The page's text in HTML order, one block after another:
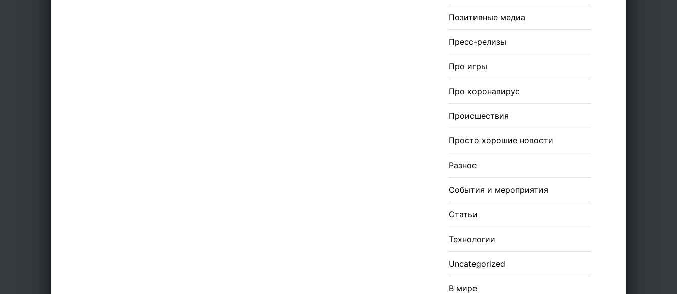
Позитивные медиа
Пресс-релизы
Про игры
Про коронавирус
Происшествия
Просто хорошие новости
Разное
События и мероприятия
Статьи
Технологии
Uncategorized
В мире